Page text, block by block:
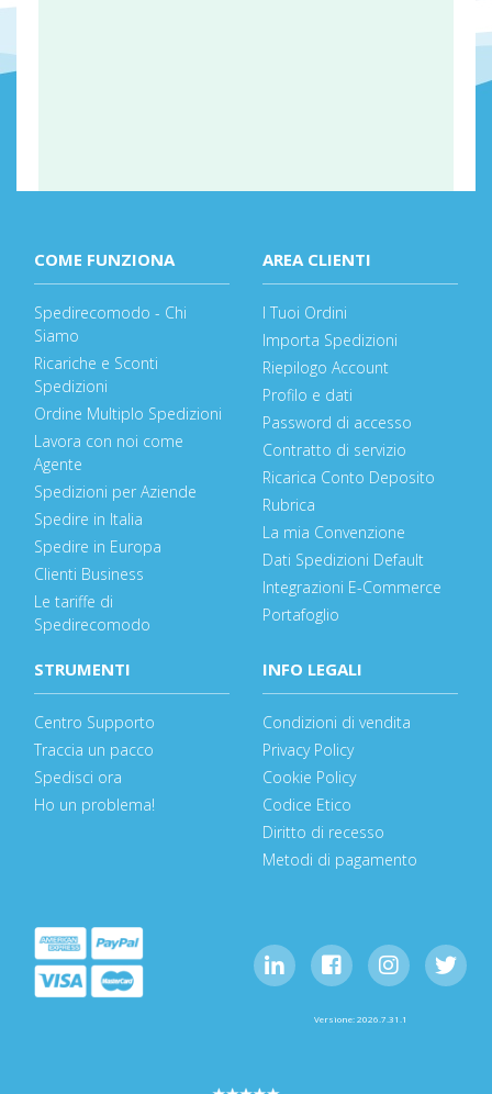
COME FUNZIONA
Spedirecomodo - Chi
Siamo
Ricariche e Sconti
Spedizioni
Ordine Multiplo Spedizioni
Lavora con noi come
Agente
Spedizioni per Aziende
Spedire in Italia
Spedire in Europa
Clienti Business
Le tariffe di
Spedirecomodo
AREA CLIENTI
I Tuoi Ordini
Importa Spedizioni
Riepilogo Account
Profilo e dati
Password di accesso
Contratto di servizio
Ricarica Conto Deposito
Rubrica
La mia Convenzione
Dati Spedizioni Default
Integrazioni E-Commerce
Portafoglio
STRUMENTI
Centro Supporto
Traccia un pacco
Spedisci ora
Ho un problema!
INFO LEGALI
Condizioni di vendita
Privacy Policy
Cookie Policy
Codice Etico
Diritto di recesso
Metodi di pagamento
Versione: 2026.7.31.1